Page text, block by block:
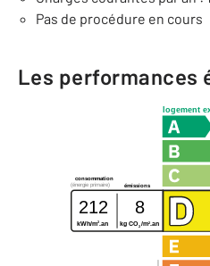
Pas de procédure en cours
Les performances
logement
consommation
émissions
(énergie primaire)
212 8
kWh/m2.an kg CO2 /m2 .an